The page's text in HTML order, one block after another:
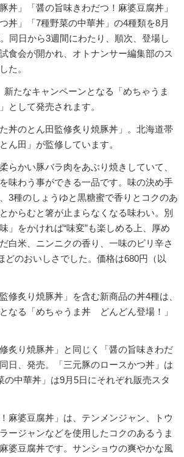
丼」「醤の旨味きわだつ！麻婆豆腐丼」
丼」「7種野菜の中華丼」の4種類を8月
同日から3週間にわたり、順次、登場し
食会が開かれ、オトナンサー編集部のス
た。
たなキャンペーンとなる「めちゃうま
して発売されます。
丼のとん田監修炙り焼豚丼」。北海道帯
ん田」が監修しています。
らかい豚バラ肉をあぶり焼きしていて、
味わう事ができる一品です。味の決め手
3種のしょうゆと黒糖蜜で香りとコクのあ
からむと箸が止まらなくなる味わい。別
」をかければ“味変”も楽しめる上、厚め
白米、ニンニクの香り、一味のピリ辛さ
どのおいしさでした。価格は680円（以
修炙り焼豚丼」を含む新商品の丼4種は、
なる「めちゃうま丼 どんどん登場！」
炙り焼豚丼」と同じく「醤の旨味きわだ
日、発売。「三元豚のロースかつ丼」は
の中華丼」は9月5日にそれぞれ販売スタ
麻婆豆腐丼」は、テンメンジャン、トウ
ージャンなどを使用したコクのあるうま
婆豆腐丼です。サンショウの爽やかな風